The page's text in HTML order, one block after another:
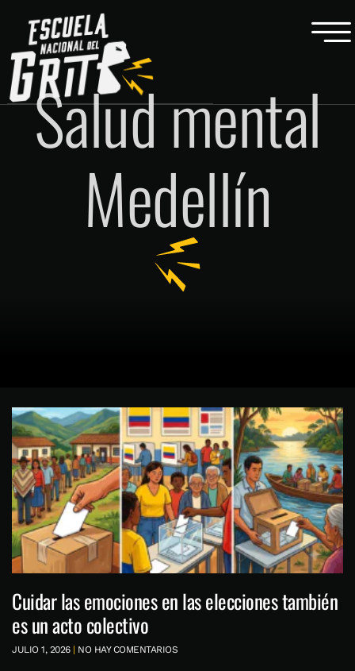
Salud mental
Medellín
Cuidar las emociones en las elecciones también
es un acto colectivo
JULIO 1, 2026 NO HAY COMENTARIOS